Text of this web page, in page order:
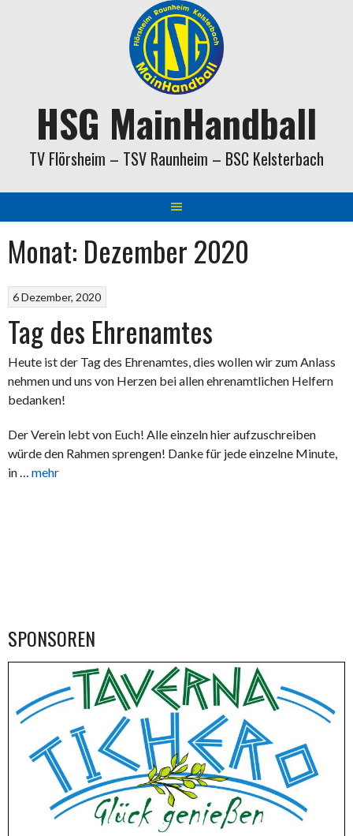
HSG MainHandball
TV Flörsheim – TSV Raunheim – BSC Kelsterbach
Monat: Dezember 2020
6 Dezember, 2020
Tag des Ehrenamtes
Heute ist der Tag des Ehrenamtes, dies wollen wir zum Anlass
nehmen und uns von Herzen bei allen ehrenamtlichen Helfern
bedanken!
Der Verein lebt von Euch! Alle einzeln hier aufzuschreiben
würde den Rahmen sprengen! Danke für jede einzelne Minute,
in … mehr
SPONSOREN